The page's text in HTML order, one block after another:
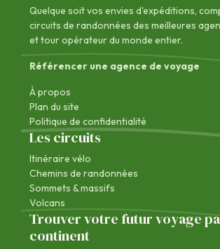
Quelque soit vos envies d'expéditions,
circuits de randonnées des meilleures
et tour opérateur du monde entier.
Référencer une agence de voyage
À propos
Plan du site
Politique de confidentialité
Les circuits
Itinéraire vélo
Chemins de randonnées
Sommets & massifs
Volcans
Trouver votre futur voyage
continent